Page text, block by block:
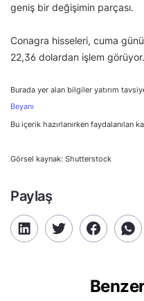
geniş bir değişimin parçası.
Conagra hisseleri, cuma
22,36 dolardan işlem görüyor.
Burada yer alan bilgiler yatırım
Beyanı
Bu içerik hazırlanırken faydalanılan
Görsel kaynak: Shutterstock
Paylaş